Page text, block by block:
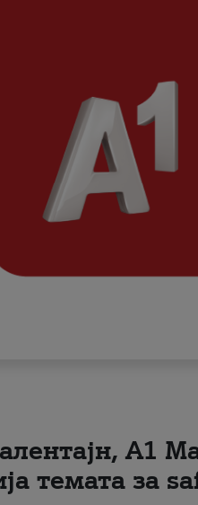
A1
темата за